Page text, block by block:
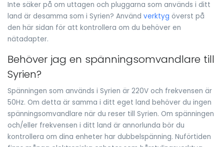
Inte säker på om uttagen och pluggarna som används i ditt
land är desamma som i Syrien? Använd verktyg överst på
den här sidan för att kontrollera om du behöver en
nätadapter.
Behöver jag en spänningsomvandlare till
Syrien?
Spänningen som används i Syrien är 220V och frekvensen är
50Hz. Om detta är samma i ditt eget land behöver du ingen
spänningsomvandlare när du reser till Syrien. Om spänningen
och/eller frekvensen i ditt land är annorlunda bör du
kontrollera om dina enheter har dubbelspänning. Nuförtiden